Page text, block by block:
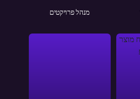
מנהל פרויקטים